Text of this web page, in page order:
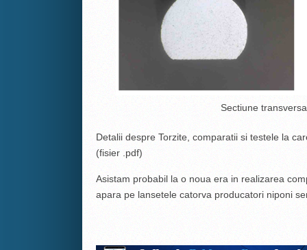
Sectiune
Detalii despre Torzite, comparatii si testele la
(fisier .pdf)
Asistam probabil la o noua era in realizarea
apara pe lansetele catorva producatori niponi